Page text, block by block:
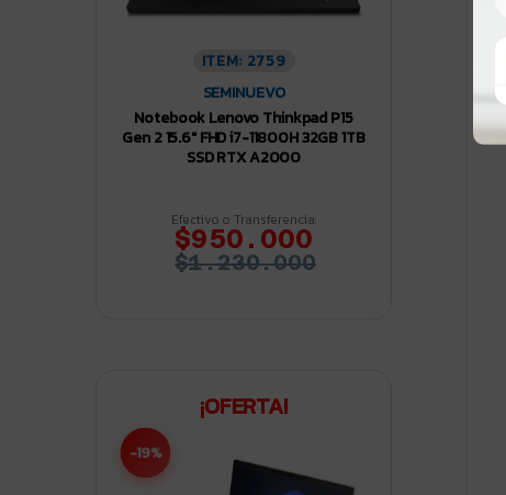
ITEM: 2759
SEMINUEVO
Notebook Lenovo Thinkpad P15
Gen 2 15.6″ FHD i7-11800H 32GB 1TB
SSD RTX A2000
Efectivo o Transferencia:
$950.000
$1.230.000
¡OFERTA!
-19%